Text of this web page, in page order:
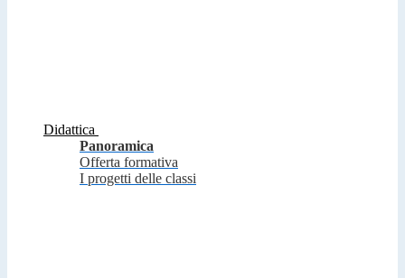
Didattica
Panoramica
Offerta formativa
I progetti delle classi